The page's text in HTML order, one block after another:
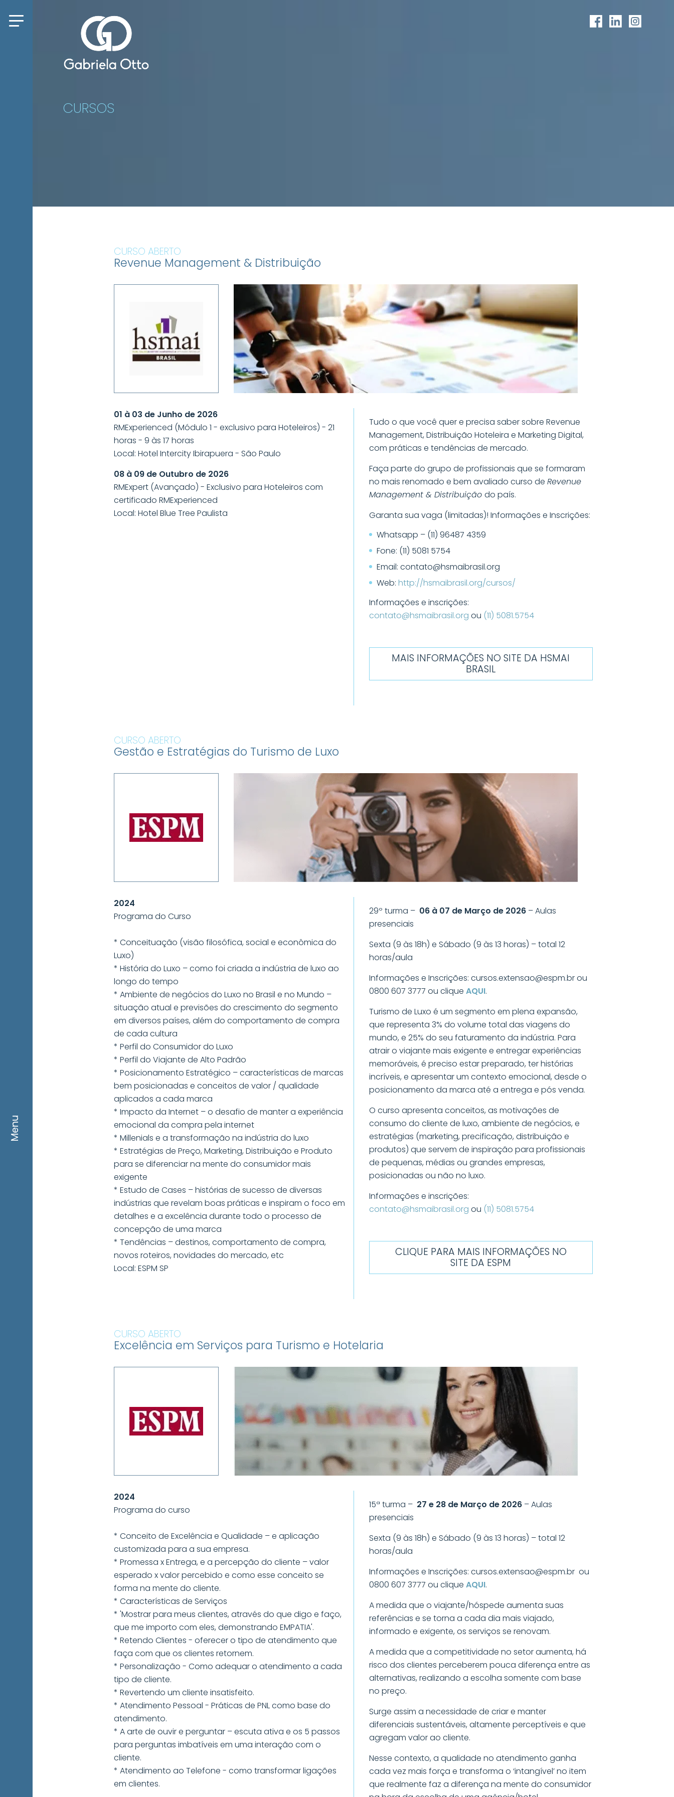
Menu
CURSOS
CURSO ABERTO
Revenue Management & Distribuição
01 à 03 de Junho de 2026
RMExperienced (Módulo 1 - exclusivo para Hoteleiros) - 21
horas - 9 às 17 horas
Local: Hotel Intercity Ibirapuera - São Paulo
08 à 09 de Outubro de 2026
RMExpert (Avançado) - Exclusivo para Hoteleiros com
certificado RMExperienced
Local: Hotel Blue Tree Paulista
Tudo o que você quer e precisa saber sobre Revenue
Management, Distribuição Hoteleira e Marketing Digital,
com práticas e tendências de mercado.
Faça parte do grupo de profissionais que se formaram
no mais renomado e bem avaliado curso de Revenue
Management & Distribuição do país.
Garanta sua vaga (limitadas)! Informações e Inscrições:
Whatsapp – (11) 96487 4359
Fone: (11) 5081 5754
Email: contato@hsmaibrasil.org
Web: http://hsmaibrasil.org/cursos/
Informações e inscrições:
contato@hsmaibrasil.org ou (11) 5081.5754
MAIS INFORMAÇÕES NO SITE DA HSMAI
BRASIL
CURSO ABERTO
2024
Programa do Curso
* Conceituação (visão filosófica, social e econômica do
Luxo)
* História do Luxo – como foi criada a indústria de luxo ao
longo do tempo
* Ambiente de negócios do Luxo no Brasil e no Mundo –
situação atual e previsões do crescimento do segmento
em diversos países, além do comportamento de compra
de cada cultura
* Perfil do Consumidor do Luxo
* Perfil do Viajante de Alto Padrão
* Posicionamento Estratégico – características de marcas
bem posicionadas e conceitos de valor / qualidade
aplicados a cada marca
* Impacto da Internet – o desafio de manter a experiência
emocional da compra pela internet
* Millenials e a transformação na indústria do luxo
* Estratégias de Preço, Marketing, Distribuição e Produto
para se diferenciar na mente do consumidor mais
exigente
* Estudo de Cases – histórias de sucesso de diversas
indústrias que revelam boas práticas e inspiram o foco em
detalhes e a excelência durante todo o processo de
concepção de uma marca
* Tendências – destinos, comportamento de compra,
novos roteiros, novidades do mercado, etc
Local: ESPM SP
29º turma – 06 à 07 de Março de 2026– Aulas
presenciais
Sexta (9 às 18h) e Sábado (9 às 13 horas) – total 12
horas/aula
Informações e Inscrições: cursos.extensao@espm.br ou
0800 607 3777 ou clique AQUI.
Turismo de Luxo é um segmento em plena expansão,
que representa 3% do volume total das viagens do
mundo, e 25% do seu faturamento da indústria. Para
atrair o viajante mais exigente e entregar experiências
memoráveis, é preciso estar preparado, ter histórias
incríveis, e apresentar um contexto emocional, desde o
posicionamento da marca até a entrega e pós venda.
O curso apresenta conceitos, as motivações de
consumo do cliente de luxo, ambiente de negócios, e
estratégias (marketing, precificação, distribuição e
produtos) que servem de inspiração para profissionais
de pequenas, médias ou grandes empresas,
posicionadas ou não no luxo.
Informações e inscrições:
contato@hsmaibrasil.org ou (11) 5081.5754
CLIQUE PARA MAIS INFORMAÇÕES NO
SITE DA ESPM
CURSO ABERTO
Excelência em Serviços para Turismo e Hotelaria
2024
Programa do curso
* Conceito de Excelência e Qualidade – e aplicação
customizada para a sua empresa.
* Promessa x Entrega, e a percepção do cliente – valor
esperado x valor percebido e como esse conceito se
forma na mente do cliente.
* Características de Serviços
* 'Mostrar para meus clientes, através do que digo e faço,
que me importo com eles, demonstrando EMPATIA'.
* Retendo Clientes - oferecer o tipo de atendimento que
faça com que os clientes retornem.
* Personalização - Como adequar o atendimento a cada
tipo de cliente.
* Revertendo um cliente insatisfeito.
* Atendimento Pessoal - Práticas de PNL como base do
atendimento.
* A arte de ouvir e perguntar – escuta ativa e os 5 passos
para perguntas imbatíveis em uma interação com o
cliente.
* Atendimento ao Telefone - como transformar ligações
em clientes.
15ª turma – 27 e 28 de Março de 2026– Aulas
presenciais
Sexta (9 às 18h) e Sábado (9 às 13 horas) – total 12
horas/aula
Informações e Inscrições: cursos.extensao@espm.br ou
0800 607 3777 ou clique AQUI.
A medida que o viajante/hóspede aumenta suas
referências e se torna a cada dia mais viajado,
informado e exigente, os serviços se renovam.
A medida que a competitividade no setor aumenta, há
risco dos clientes perceberem pouca diferença entre as
alternativas, realizando a escolha somente com base
no preço.
Surge assim a necessidade de criar e manter
diferenciais sustentáveis, altamente perceptíveis e que
agregam valor ao cliente.
Nesse contexto, a qualidade no atendimento ganha
cada vez mais força e transforma o ‘intangível’ no item
que realmente faz a diferença na mente do consumidor